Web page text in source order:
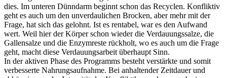
dies. Im unteren Dünndarm beginnt schon das Recyclen. Konfliktiv
geht es auch um den unverdaulichen Brocken, aber mehr mit der
Frage, hat sich das gelohnt. Ist es rentabel, war es den Aufwand
wert. Weil hier der Körper schon wieder die Verdauungssalze, die
Gallensalze und die Enzymreste rückholt, wo es auch um die Frage
geht, macht diese Verdauungsarbeit überhaupt Sinn.
In der aktiven Phase des Programms besteht verstärkte und somit
verbesserte Nahrungsaufnahme. Bei anhaltender Zeitdauer und